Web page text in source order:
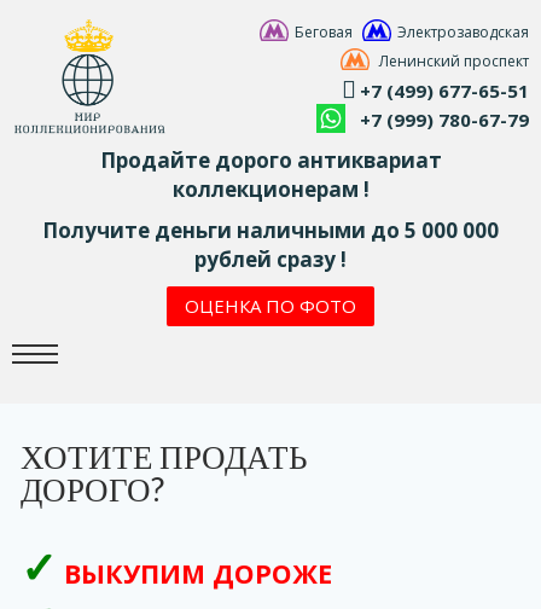
Беговая
Электрозаводская
Ленинский проспект
+7 (499) 677-65-51
+7 (999) 780-67-79
Продайте дорого антиквариат
коллекционерам !
Получите деньги наличными до 5 000 000
рублей сразу !
ОЦЕНКА ПО ФОТО
ХОТИТЕ ПРОДАТЬ
ДОРОГО?
ВЫКУПИМ ДОРОЖЕ